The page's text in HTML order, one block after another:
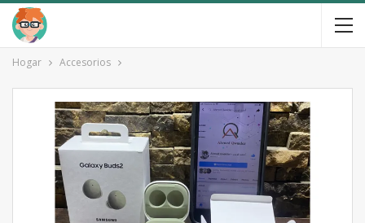
Hogar Accesorios